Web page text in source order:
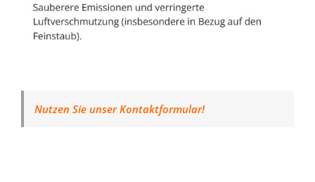
Nutzen Sie unser Kontaktformular!